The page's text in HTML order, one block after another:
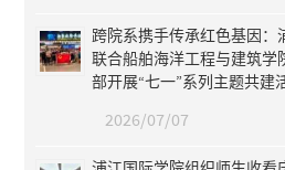
跨院系携手传承红色基因：
联合船舶海洋工程与建筑学
部开展“七一”系列主题共建
2026/07/07